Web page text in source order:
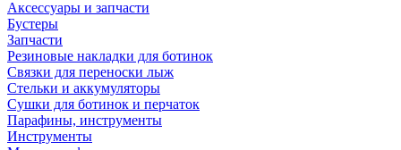
Аксессуары и запчасти
Бустеры
Запчасти
Резиновые накладки для ботинок
Связки для переноски лыж
Стельки и аккумуляторы
Сушки для ботинок и перчаток
Парафины, инструменты
Инструменты